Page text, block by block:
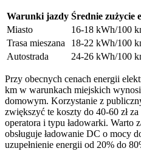
Warunki jazdy Średnie zużycie
Miasto
16-18 kWh/100
Trasa mieszana
18-22 kWh/100
Autostrada
24-26 kWh/100
Przy obecnych cenach energii
km w warunkach miejskich wynosi
domowym. Korzystanie z
zwiększyć te koszty do 40-60 zł
operatora i typu ładowarki. Warto
obsługuje ładowanie DC o mocy
uzupełnienie energii od 20% do